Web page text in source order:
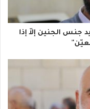
جنس الجنين إلاّ إذا